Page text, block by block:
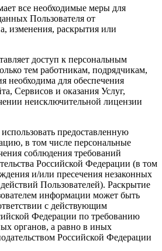
все необходимые меры для
Пользователя от
изменения, раскрытия или
доступ к персональным
тем работникам, подрядчикам,
необходима для обеспечения
Сервисов и оказания Услуг,
неисключительной лицензии
предоставленную
в том числе персональные
соблюдения требований
Российской Федерации (в том
и/или пресечения незаконных
Пользователей). Раскрытие
информации может быть
с действующим
Федерации по требованию
органов, а равно в иных
Российской Федерации